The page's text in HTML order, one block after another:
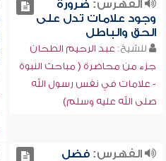
الفهرس: ضرورة
وجود علامات تدل على
الحق والباطل
للشيخ: عبد الرحيم الطحان
جزء من محاضرة ( مباحث النبوة
- علامات في نفس رسول الله
صلى الله عليه وسلم)
الفهرس:فضل